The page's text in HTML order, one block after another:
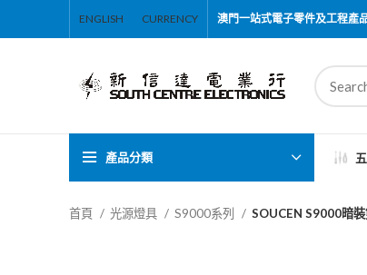
ENGLISH CURRENCY 澳門一站式電子零件及工程產
產品分類
首頁 光源燈具 S9000系列 SOUCEN S9000暗